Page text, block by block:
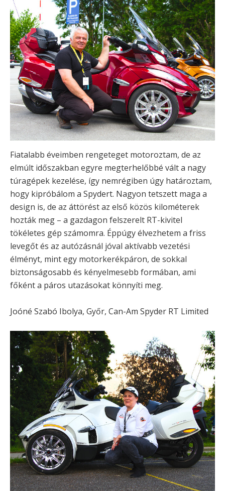
Fiatalabb éveimben rengeteget motoroztam, de az
elmúlt időszakban egyre megterhelőbbé vált a nagy
túragépek kezelése, így nemrégiben úgy határoztam,
hogy kipróbálom a Spydert. Nagyon tetszett maga a
design is, de az áttörést az első közös kilométerek
hozták meg – a gazdagon felszerelt RT-kivitel
tökéletes gép számomra. Éppúgy élvezhetem a friss
levegőt és az autózásnál jóval aktívabb vezetési
élményt, mint egy motorkerékpáron, de sokkal
biztonságosabb és kényelmesebb formában, ami
főként a páros utazásokat könnyíti meg.
Joóné Szabó Ibolya, Győr, Can-Am Spyder RT Limited